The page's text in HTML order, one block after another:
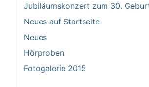
Jubiläumskonzert zum 30.
Neues auf Startseite
Neues
Hörproben
Fotogalerie 2015